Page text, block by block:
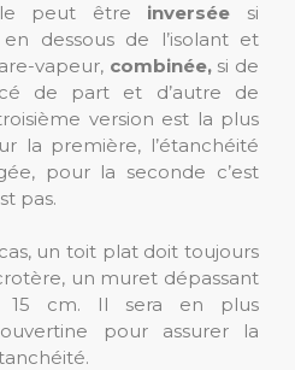
peut être inversée si
dessous de l’isolant et
vapeur, combinée, si de
de part et d’autre de
version est la plus
la première, l’étanchéité
pour la seconde c’est
pas.
un toit plat doit toujours
un muret dépassant
15 cm. Il sera en plus
pour assurer la